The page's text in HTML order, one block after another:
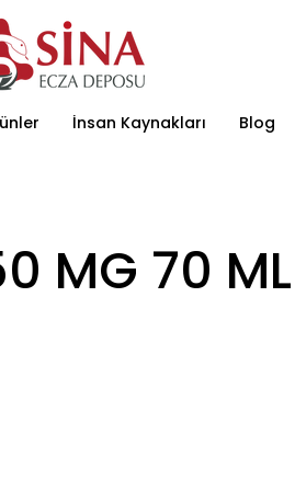
İnsan Kaynakları Blog
MG 70 ML